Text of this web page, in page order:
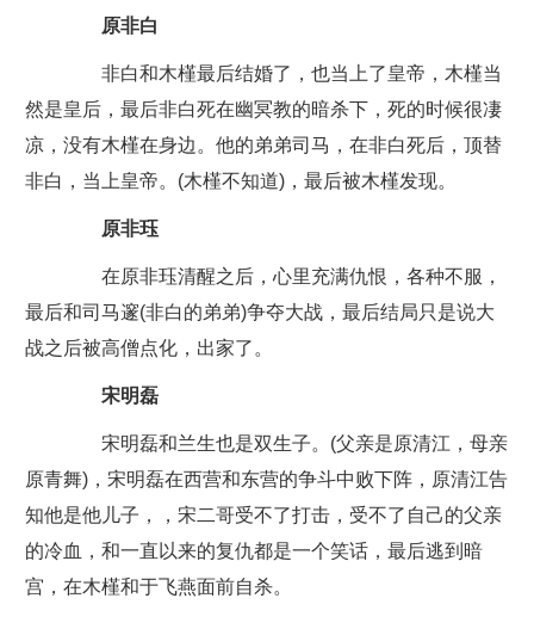
原非白
非白和木槿最后结婚了，也当上了皇帝，木槿当
然是皇后，最后非白死在幽冥教的暗杀下，死的时候很凄
凉，没有木槿在身边。他的弟弟司马，在非白死后，顶替
非白，当上皇帝。(木槿不知道)，最后被木槿发现。
原非珏
在原非珏清醒之后，心里充满仇恨，各种不服，
最后和司马邃(非白的弟弟)争夺大战，最后结局只是说大
战之后被高僧点化，出家了。
宋明磊
宋明磊和兰生也是双生子。(父亲是原清江，母亲
原青舞)，宋明磊在西营和东营的争斗中败下阵，原清江告
知他是他儿子，，宋二哥受不了打击，受不了自己的父亲
的冷血，和一直以来的复仇都是一个笑话，最后逃到暗
宫，在木槿和于飞燕面前自杀。